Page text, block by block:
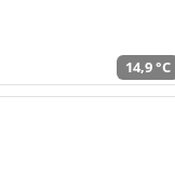
14,9 °C